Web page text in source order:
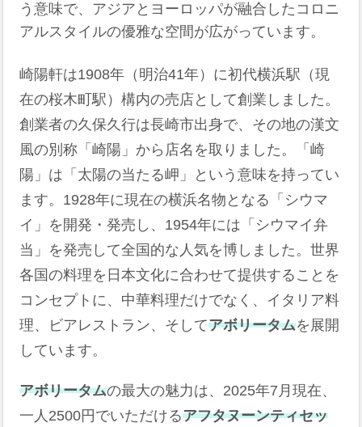
う意味で、アジアとヨーロッパが融合したコロニ
アルスタイルの優雅な空間が広がっています。
崎陽軒は1908年（明治41年）に初代横浜駅（現
在の桜木町駅）構内の売店として創業しました。
創業者の久保久行は長崎市出身で、その地の漢文
風の別称「崎陽」から店名を取りました。「崎
陽」は「太陽の当たる岬」という意味を持ってい
ます。1928年に現在の横浜名物となる「シウマ
イ」を開発・発売し、1954年には「シウマイ弁
当」を発売して全国的な人気を博しました。世界
各国の料理を日本文化に合わせて提供することを
コンセプトに、中華料理だけでなく、イタリア料
理、ビアレストラン、そしてアボリータムを展開
しています。
アボリータムの最大の魅力は、2025年7月現在、
一人2500円でいただけるアフタヌーンティセッ